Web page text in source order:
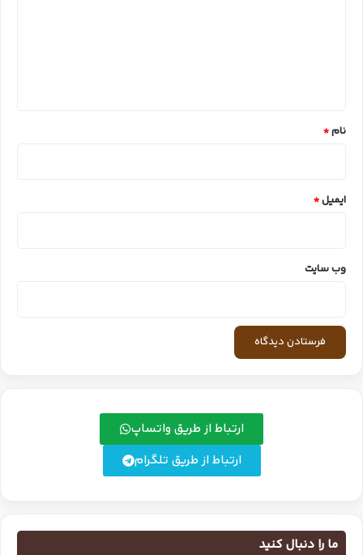
نام*
ایمیل*
وب‌ سایت
ارتباط از طریق واتساپ
ارتباط از طریق تلگرام
ما را دنبال کنید